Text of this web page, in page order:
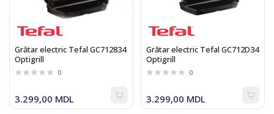
Grătar electric Tefal GC712834
Optigrill
0
3.299,00 MDL
Grătar electric Tefal GC712D34
Optigrill
0
3.299,00 MDL